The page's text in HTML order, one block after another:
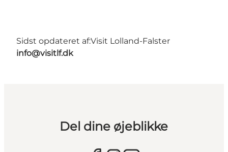
Sidst opdateret af:Visit Lolland-Falster
info@visitlf.dk
Del dine øjeblikke